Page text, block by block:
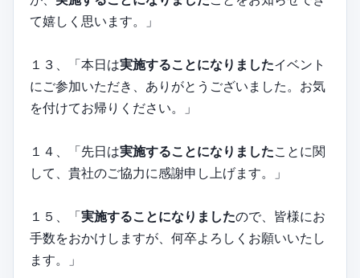
て嬉しく思います。」
１３、「本日は実施することになりましたイベント
にご参加いただき、ありがとうございました。お気
を付けてお帰りください。」
１４、「先日は実施することになりましたことに関
して、貴社のご協力に感謝申し上げます。」
１５、「実施することになりましたので、皆様にお
手数をおかけしますが、何卒よろしくお願いいたし
ます。」